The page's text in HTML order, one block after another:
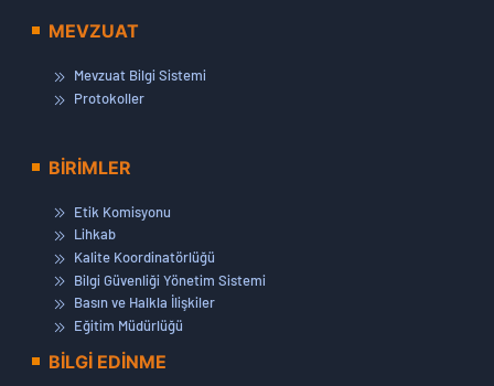
MEVZUAT
Mevzuat Bilgi Sistemi
Protokoller
BİRİMLER
Etik Komisyonu
Lihkab
Kalite Koordinatörlüğü
Bilgi Güvenliği Yönetim Sistemi
Basın ve Halkla İlişkiler
Eğitim Müdürlüğü
BİLGİ EDİNME